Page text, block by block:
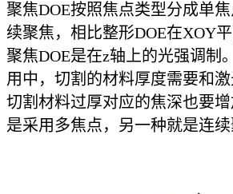
聚焦DOE按照焦点类型分成单
续聚焦，相比整形DOE在XOY平
聚焦DOE是在z轴上的光强调制
用中，切割的材料厚度需要和
切割材料过厚对应的焦深也要
是采用多焦点，另一种就是连续